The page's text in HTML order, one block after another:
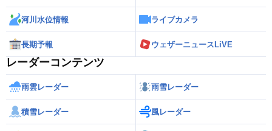
河川水位情報 ライブカメラ
長期予報 ウェザーニュースLiVE
レーダーコンテンツ
雨雲レーダー 雨雪レーダー
積雪レーダー 風レーダー